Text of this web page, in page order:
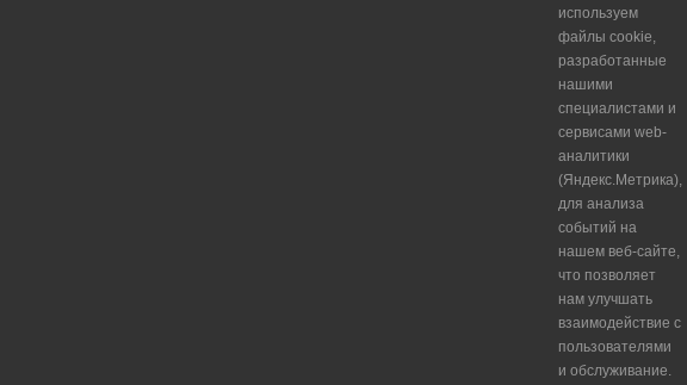
используем
файлы cookie,
разработанные
нашими
специалистами и
сервисами web-
аналитики
(Яндекс.Метрика),
для анализа
событий на
нашем веб-сайте,
что позволяет
нам улучшать
взаимодействие с
пользователями
и обслуживание.